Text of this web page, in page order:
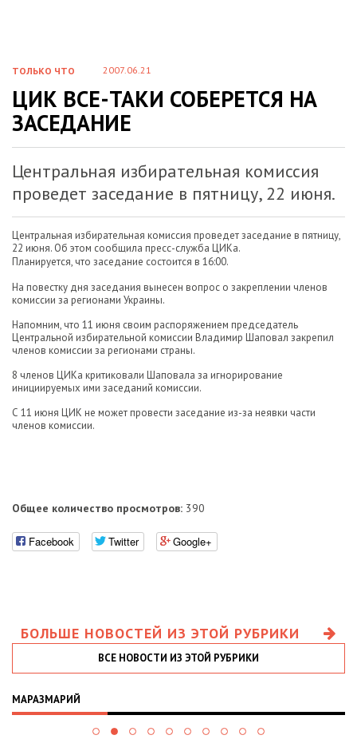
ТОЛЬКО ЧТО 2007.06.21
ЦИК ВСЕ-ТАКИ СОБЕРЕТСЯ НА
ЗАСЕДАНИЕ
Центральная избирательная комиссия
проведет заседание в пятницу, 22 июня.
Центральная избирательная комиссия проведет заседание в пятницу,
22 июня. Об этом сообщила пресс-служба ЦИКа.
Планируется, что заседание состоится в 16:00.
На повестку дня заседания вынесен вопрос о закреплении членов
комиссии за регионами Украины.
Напомним, что 11 июня своим распоряжением председатель
Центральной избирательной комиссии Владимир Шаповал закрепил
членов комиссии за регионами страны.
8 членов ЦИКа критиковали Шаповала за игнорирование
инициируемых ими заседаний комиссии.
С 11 июня ЦИК не может провести заседание из-за неявки части
членов комиссии.
Общее количество просмотров: 390
Facebook Twitter Google+
БОЛЬШЕ НОВОСТЕЙ ИЗ ЭТОЙ РУБРИКИ
ВСЕ НОВОСТИ ИЗ ЭТОЙ РУБРИКИ
МАРАЗМАРИЙ